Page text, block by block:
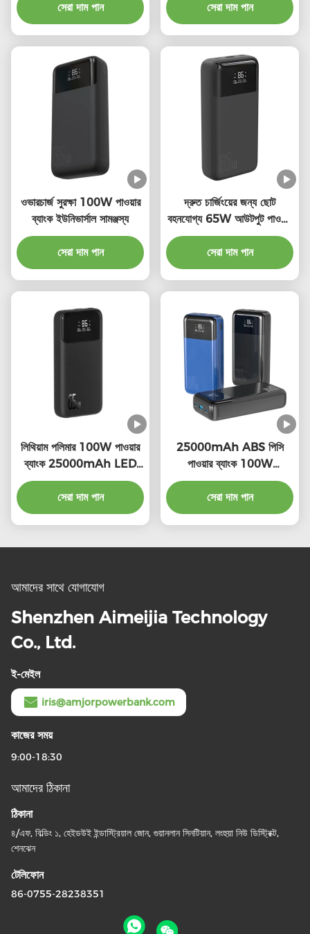
সেরা দাম পান
150*73*34.5mm
সেরা দাম পান
ওভারচার্জ সুরক্ষা 100W পাওয়ার
ব্যাংক ইউনিভার্সাল সামঞ্জস্য
সেরা দাম পান
দ্রুত চার্জিংয়ের জন্য ছোট
বহনযোগ্য 65W আউটপুট পাওয়ার
ব্যাংক ওয়্যারলেস
সেরা দাম পান
লিথিয়াম পলিমার 100W পাওয়ার
ব্যাংক 25000mAh LED
ইন্ডিকেটর চার্জিং সহ
সেরা দাম পান
25000mAh ABS পিসি
পাওয়ার ব্যাংক 100W
ইউনিভার্সাল সামঞ্জস্য
সেরা দাম পান
আমাদের সাথে যোগাযোগ
Shenzhen Aimeijia Technology
Co., Ltd.
ই-মেইল
iris@amjorpowerbank.com
কাজের সময়
9:00-18:30
আমাদের ঠিকানা
ঠিকানা
৪/এফ, বিল্ডিং ১, হেইডউই ইন্ডাস্ট্রিয়াল জোন, গুয়ানলান সিনটিয়ান, লংহুয়া নিউ ডিস্ট্রিক্ট,
শেনঝেন
টেলিফোন
86-0755-28238351